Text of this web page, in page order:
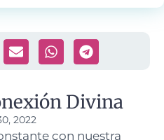
Divina
2022
con nuestra